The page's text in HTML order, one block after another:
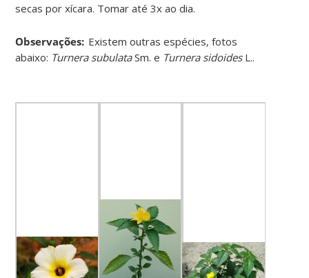
secas por xícara. Tomar até 3x ao dia.
Observações: Existem outras espécies, fotos
abaixo: Turnera subulataSm. e Turnera sidoidesL..